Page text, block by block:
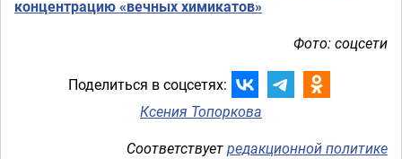
концентрацию «вечных химикатов»
Фото: соцсети
Поделиться в соцсетях:
Ксения Топоркова
Соответствуетредакционной политике